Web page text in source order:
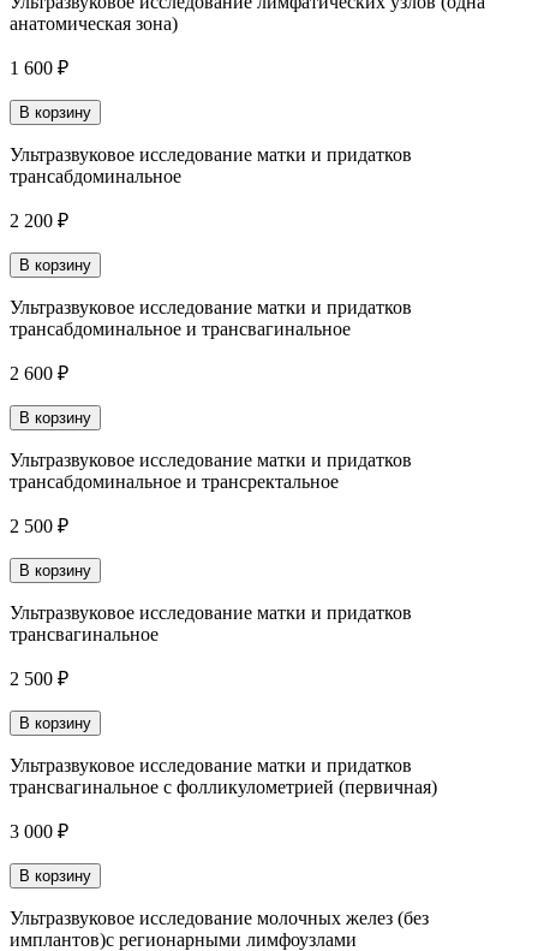
анатомическая зона)
1 600 ₽
В корзину
Ультразвуковое исследование матки и придатков
трансабдоминальное
2 200 ₽
В корзину
Ультразвуковое исследование матки и придатков
трансабдоминальное и трансвагинальное
2 600 ₽
В корзину
Ультразвуковое исследование матки и придатков
трансабдоминальное и трансректальное
2 500 ₽
В корзину
Ультразвуковое исследование матки и придатков
трансвагинальное
2 500 ₽
В корзину
Ультразвуковое исследование матки и придатков
трансвагинальное с фолликулометрией (первичная)
3 000 ₽
В корзину
Ультразвуковое исследование молочных желез (без
имплантов)с регионарными лимфоузлами